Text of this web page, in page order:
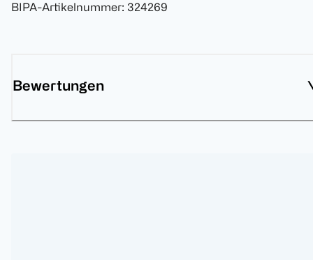
BIPA-Artikelnummer: 324269
Bewertungen